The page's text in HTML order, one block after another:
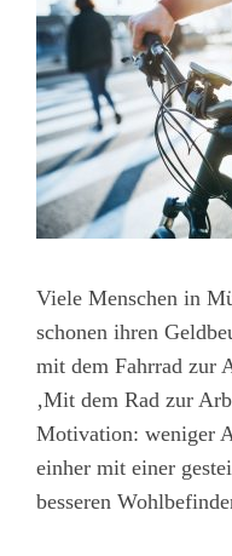
Viele Menschen in
schonen ihren
mit dem Fahrrad zur
‚Mit dem Rad zur
Motivation: weniger
einher mit einer
besseren